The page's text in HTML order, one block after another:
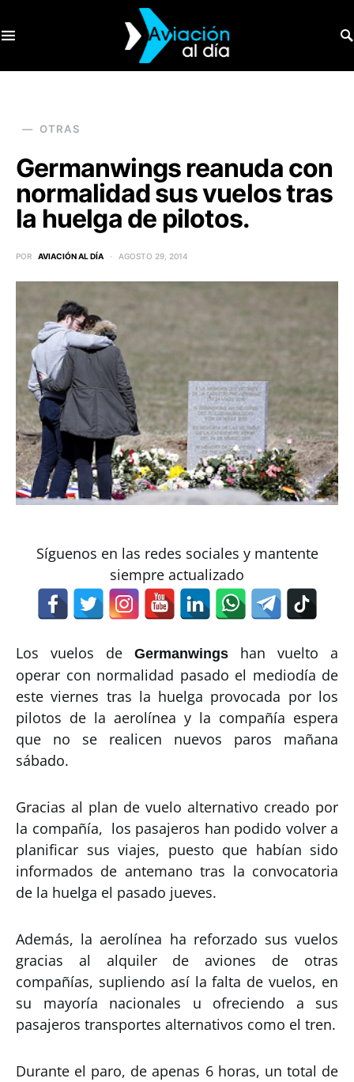
OTRAS
Germanwings reanuda con
normalidad sus vuelos tras
la huelga de pilotos.
POR AVIACIÓN AL DÍA AGOSTO 29, 2014
Síguenos en las redes sociales y mantente
siempre actualizado
Los vuelos de Germanwings han vuelto a
operar con normalidad pasado el mediodía de
este viernes tras la huelga provocada por los
pilotos de la aerolínea y la compañía espera
que no se realicen nuevos paros mañana
sábado.
Gracias al plan de vuelo alternativo creado por
la compañía, los pasajeros han podido volver a
planificar sus viajes, puesto que habían sido
informados de antemano tras la convocatoria
de la huelga el pasado jueves.
Además, la aerolínea ha reforzado sus vuelos
gracias al alquiler de aviones de otras
compañías, supliendo así la falta de vuelos, en
su mayoría nacionales u ofreciendo a sus
pasajeros transportes alternativos como el tren.
Durante el paro, de apenas 6 horas, un total de